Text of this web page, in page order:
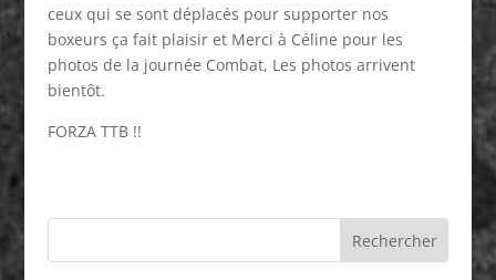
ceux qui se sont déplacés pour supporter nos
boxeurs ça fait plaisir et Merci à Céline pour les
photos de la journée Combat, Les photos arrivent
bientôt.
FORZA TTB !!